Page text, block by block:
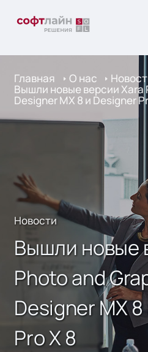
Главная О нас
Вышли новые версии Xara
Designer MX 8 и Designer
Новости
Вышли новые
Photo and
Designer MX
Pro X 8